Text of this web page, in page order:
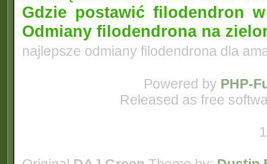
Gdzie postawić filodendron
Odmiany filodendrona na
najlepsze odmiany filodendrona dla
Powered by PHP-
Released as free